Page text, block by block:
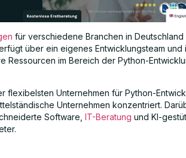
für verschiedene Branchen in Deutschland
über ein eigenes Entwicklungsteam und
Ressourcen im Bereich der Python-
flexibelsten Unternehmen für Python-
Unternehmen konzentriert.
Software, IT-Beratung und KI-